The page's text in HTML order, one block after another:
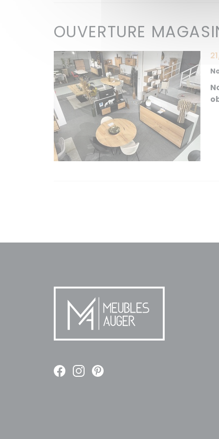
OUVERTURE